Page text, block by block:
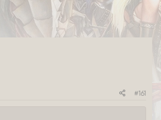
#161